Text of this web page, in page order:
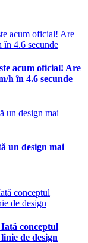
acum oficial! Are
h în 4.6 secunde
un design mai
conceptul
de design